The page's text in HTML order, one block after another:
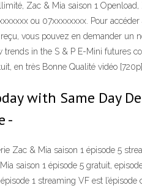
Zac & Mia saison 1
ou 07xxxxxxxx. Pour
reçu, vous pouvez en demander
trends in the S & P E-Mini futures
en très Bonne Qualité vidéo
with Same Day
-
Zac & Mia saison 1 épisode 5
saison 1 épisode 5 gratuit,
1 streaming VF est